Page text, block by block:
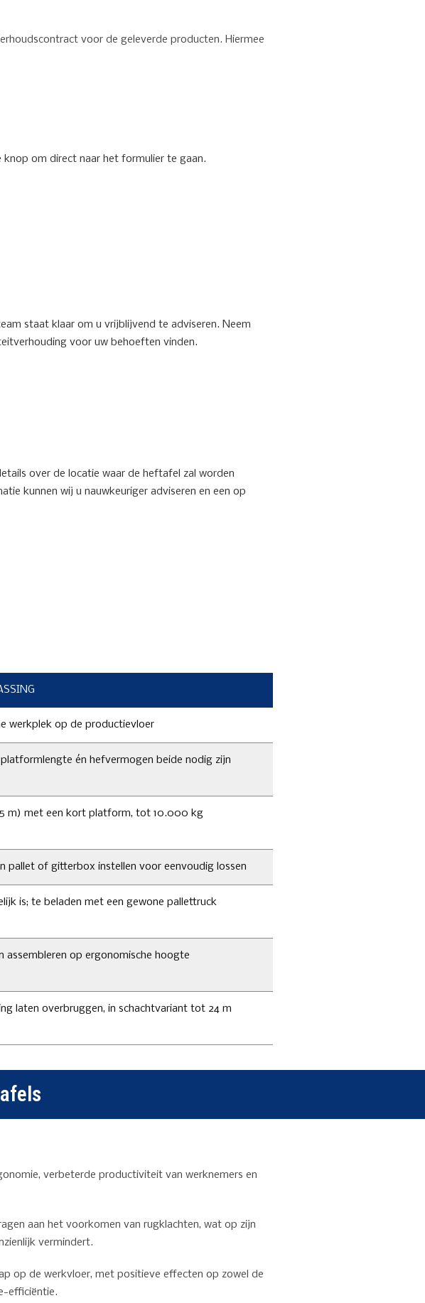
voor de geleverde producten. Hiermee
knop om direct naar het formulier te gaan.
staat klaar om u vrijblijvend te adviseren. Neem
voor uw behoeften vinden.
over de locatie waar de heftafel zal worden
kunnen wij u nauwkeuriger adviseren en een op
werkplek op de productievloer
én hefvermogen beide nodig zijn
m) met een kort platform, tot 10.000 kg
pallet of gitterbox instellen voor eenvoudig lossen
is; te beladen met een gewone pallettruck
assembleren op ergonomische hoogte
laten overbruggen, in schachtvariant tot 24 m
verbeterde productiviteit van werknemers en
aan het voorkomen van rugklachten, wat op zijn
vermindert.
op de werkvloer, met positieve effecten op zowel de
efficiëntie.